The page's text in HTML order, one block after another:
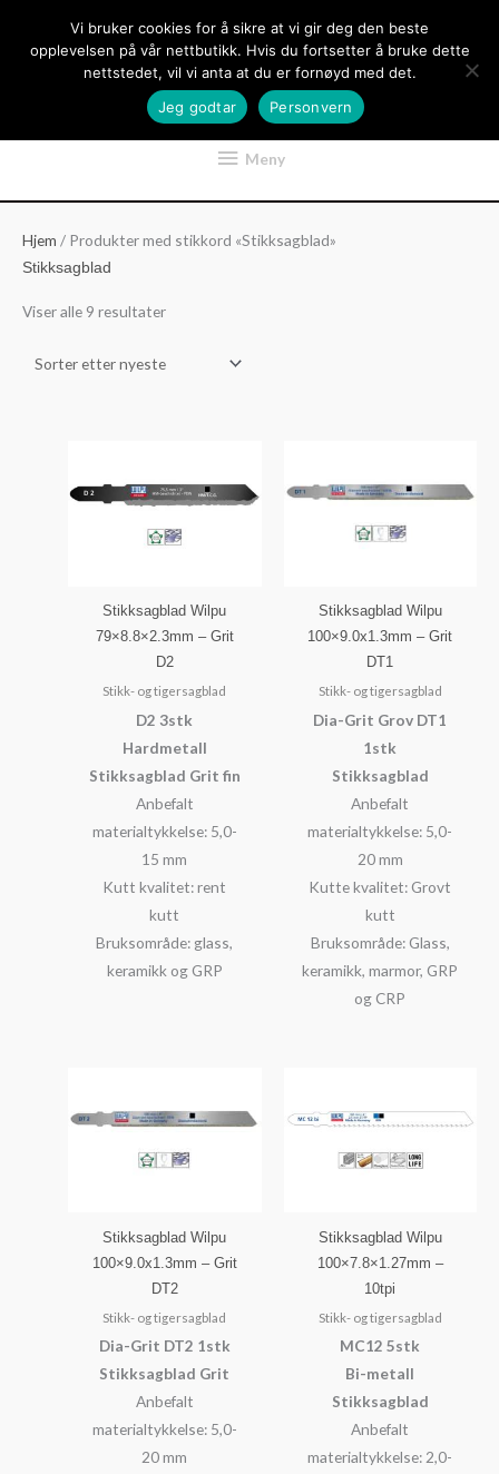
Meny
Meny
Hjem / Produkter med stikkord «Stikksagblad»
Stikksagblad
Viser alle 9 resultaterSortert
nyeste
Stikksagblad Wilpu
79×8.8×2.3mm – Grit
D2
Stikk- og tigersagblad
D2 3stk
Hardmetall
Stikksagblad Grit fin
Anbefalt
materialtykkelse: 5,0-
15 mm
Kutt kvalitet: rent
kutt
Bruksområde: glass,
keramikk og GRP
Stikksagblad Wilpu
100×9.0x1.3mm – Grit
DT1
Stikk- og tigersagblad
Dia-Grit Grov DT1
1stk
Stikksagblad
Anbefalt
materialtykkelse: 5,0-
20 mm
Kutte kvalitet: Grovt
kutt
Bruksområde: Glass,
keramikk, marmor, GRP
og CRP
Stikksagblad Wilpu
100×9.0x1.3mm – Grit
DT2
Stikk- og tigersagblad
Dia-Grit DT2 1stk
Stikksagblad Grit
Anbefalt
materialtykkelse: 5,0-
20 mm
Stikksagblad Wilpu
100×7.8×1.27mm –
10tpi
Stikk- og tigersagblad
MC12 5stk
Bi-metall
Stikksagblad
Anbefalt
materialtykkelse: 2,0-
Vi bruker cookies for å sikre at vi gir deg den beste
opplevelsen på vår nettbutikk. Hvis du fortsetter å bruke dette
nettstedet, vil vi anta at du er fornøyd med det.
Jeg godtar
Personvern